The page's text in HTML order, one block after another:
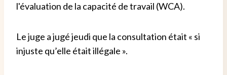
l'évaluation de la capacité de travail (WCA).
Le juge a jugé jeudi que la consultation était « si
injuste qu’elle était illégale ».